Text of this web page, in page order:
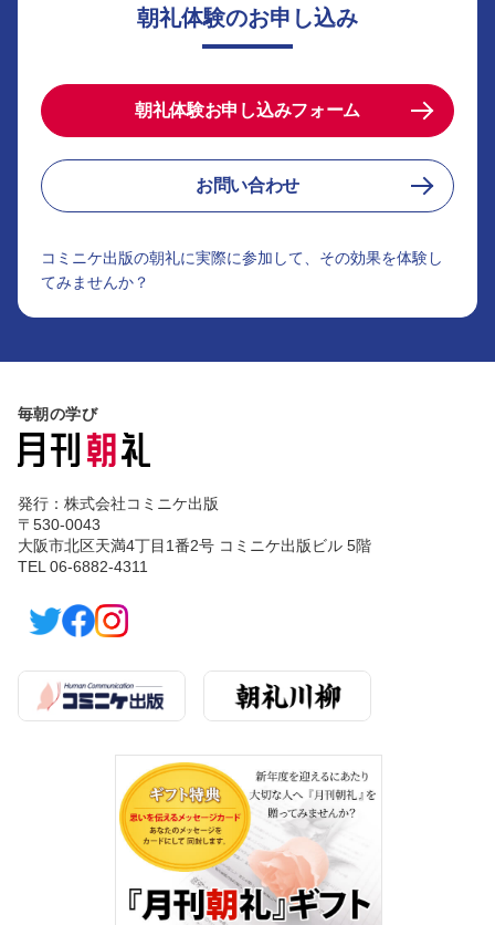
朝礼体験のお申し込み
朝礼体験お申し込みフォーム
お問い合わせ
コミニケ出版の朝礼に実際に参加して、その効果を体験し
てみませんか？
毎朝の学び
発行：株式会社コミニケ出版
〒530-0043
大阪市北区天満4丁目1番2号 コミニケ出版ビル 5階
TEL 06-6882-4311